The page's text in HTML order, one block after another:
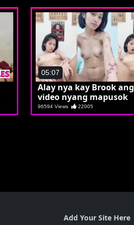
05:07
Alay nya kay Brook ang
video nyang mapusok
96594 Views 22005
Add Your Site Here